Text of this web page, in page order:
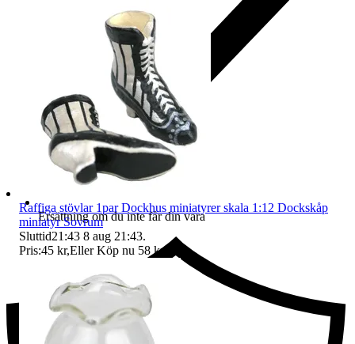
Ersättning om du inte får din vara
Raffiga stövlar 1par Dockhus miniatyrer skala 1:12 Dockskåp
miniatyr Sovrum
Sluttid21:43 8 aug 21:43.
Pris:45 kr,Eller Köp nu 58 kr,